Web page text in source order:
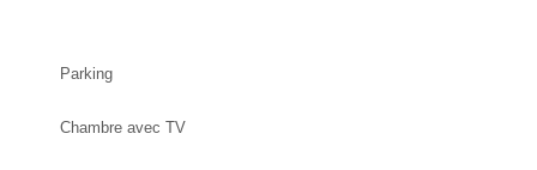
Parking
Chambre avec TV